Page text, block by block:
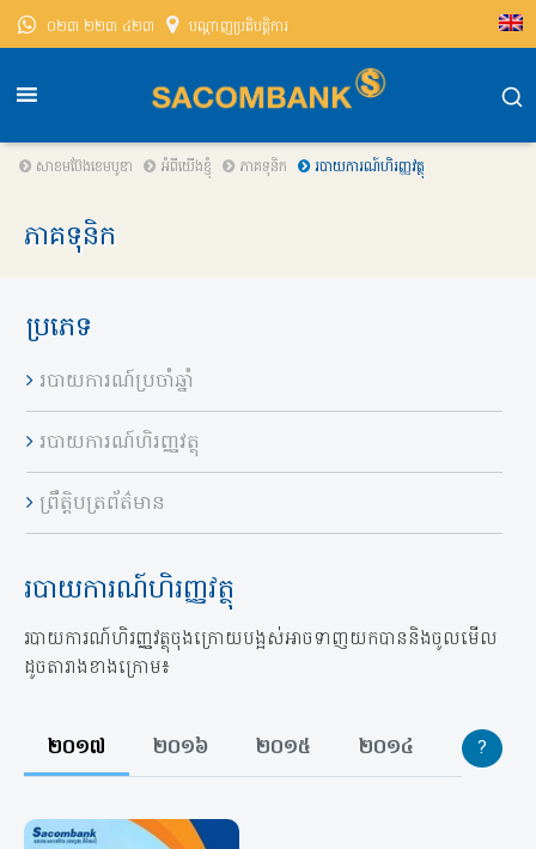
០២៣ ២២៣ ៤២៣ បណ្តាញ​ប្រតិបត្តិការ
សាខមប៊ែងខេមបូឌា អំពីយើងខ្ញុំ ភាគទុនិក របាយការណ៍​ហិរញ្ញវត្ថុ
ភាគទុនិក
ប្រភេទ
របាយការណ៍ប្រចាំឆ្នាំ
របាយការណ៍ហិរញ្ញវត្ថុ
ព្រឹត្តិបត្រព័ត៌មាន
របាយការណ៍ហិរញ្ញវត្ថុ
របាយការណ៍ហិរញ្ញវត្ថុចុងក្រោយបង្អស់អាចទាញយកបាននិងចូលមើល
ដូចតារាងខាងក្រោម៖
២០១៧ ២០១៦ ២០១៥ ២០១៤ ២០១៣
?